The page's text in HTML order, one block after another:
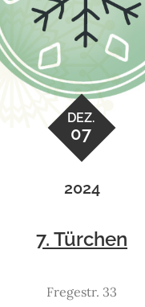
DEZ.
07
2024
7. Türchen
Fregestr. 33